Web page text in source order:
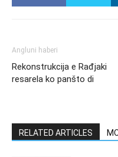
Angluni haberi
Rekonstrukcija e Rađjaki
resarela ko panšto di
RELATED ARTICLES